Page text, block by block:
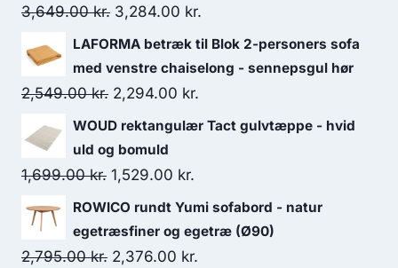
3,649.00kr. 3,284.00 kr.
LAFORMA betræk til Blok 2-personers sofa
med venstre chaiselong - sennepsgul hør
2,549.00kr. 2,294.00 kr.
WOUD rektangulær Tact gulvtæppe - hvid
uld og bomuld
1,699.00kr. 1,529.00 kr.
ROWICO rundt Yumi sofabord - natur
egetræsfiner og egetræ (Ø90)
2,795.00kr. 2,376.00 kr.